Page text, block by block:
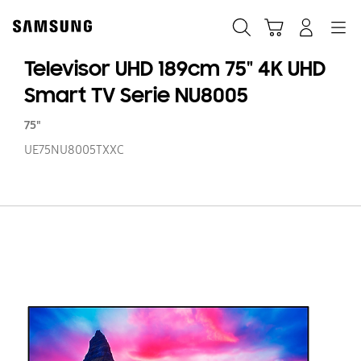
content
Televisor UHD 189cm 75" 4K UHD
Smart TV Serie NU8005
75"
UE75NU8005TXXC